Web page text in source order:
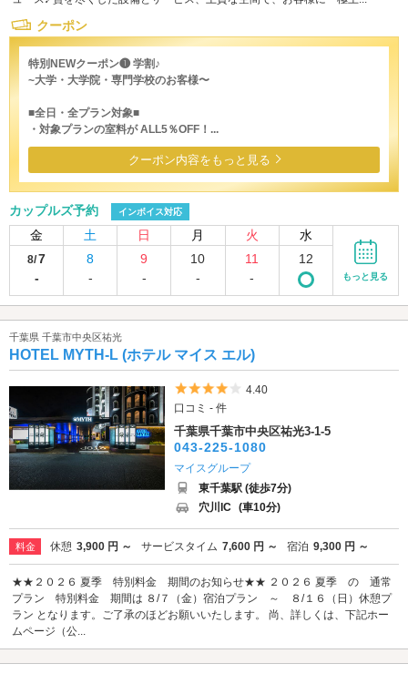
クーポン
特別NEWクーポン❶ 学割♪
~大学・大学院・専門学校のお客様〜
■全日・全プラン対象■
・対象プランの室料が ALL5％OFF！...
クーポン内容をもっと見る
カップルズ予約 インボイス対応
金 土 日 月 火 水
8/7
-
8
-
9
-
10
-
11
-
12
もっと見る
千葉県 千葉市中央区祐光
HOTEL MYTH-L (ホテル マイス エル)
5つ星のうち4
4.40
口コミ - 件
千葉県千葉市中央区祐光3-1-5
043-225-1080
マイスグループ
東千葉駅 (徒歩7分)
穴川IC (車10分)
料金 休憩 3,900 円 ～ サービスタイム 7,600 円 ～ 宿泊 9,300 円 ～
★★２０２６ 夏季 特別料金 期間のお知らせ★★ ２０２６ 夏季 の 通常
プラン 特別料金 期間は ８/７（金）宿泊プラン ～ ８/１６（日）休憩プ
ラン となります。ご了承のほどお願いいたします。 尚、詳しくは、下記ホー
ムページ（公...